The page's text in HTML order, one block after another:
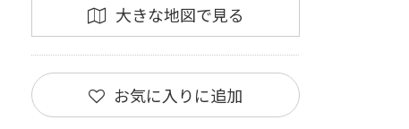
大きな地図で見る
お気に入りに追加